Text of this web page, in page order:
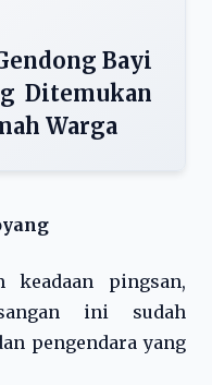
Bayi
Ditemukan
Warga
keadaan pingsan,
ini sudah
pengendara yang